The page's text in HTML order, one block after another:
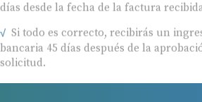
días desde la fecha de la factura
Si todo es correcto, recibirás un
bancaria 45 días después de la
solicitud.